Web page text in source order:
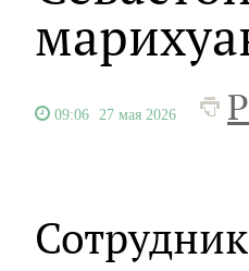
09:06 27 мая 2026